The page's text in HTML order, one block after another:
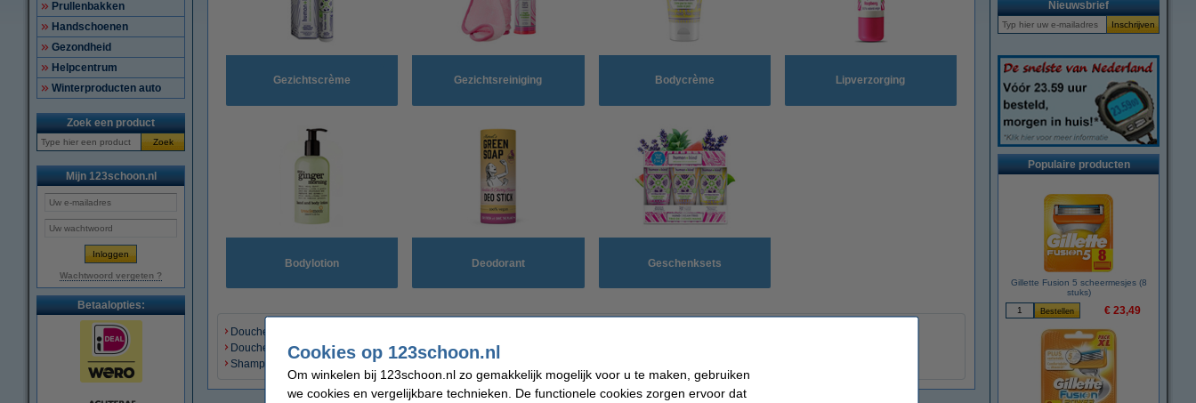
Prullenbakken
Handschoenen
Gezondheid
Helpcentrum
Winterproducten auto
Zoek een product
Zoek
Mijn 123schoon.nl
Wachtwoord vergeten ?
Betaalopties:
Gezichtscrème Gezichtsreiniging Bodycrème Lipverzorging
Bodylotion Deodorant Geschenksets
Douchegel
Doucheschuim
Shampoo
Gezichtscrème
Nieuwsbrief
Populaire producten
Gillette Fusion 5 scheermesjes (8
stuks)
€ 23,49
Cookies op 123schoon.nl
Om winkelen bij 123schoon.nl zo gemakkelijk mogelijk voor u te maken, gebruiken
we cookies en vergelijkbare technieken. De functionele cookies zorgen ervoor dat